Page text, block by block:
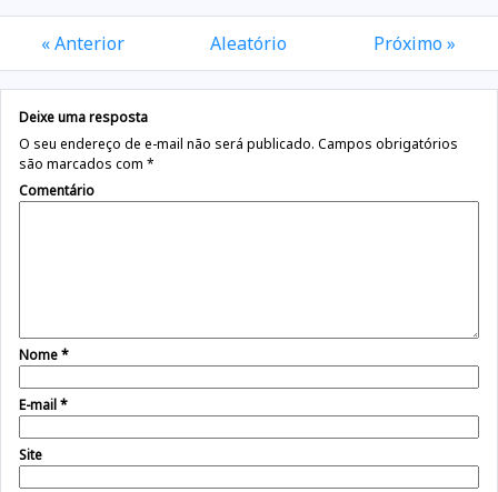
« Anterior Aleatório Próximo »
Deixe uma resposta
O seu endereço de e-mail não será publicado. Campos obrigatórios
são marcados com *
Comentário
Nome*
E-mail*
Site